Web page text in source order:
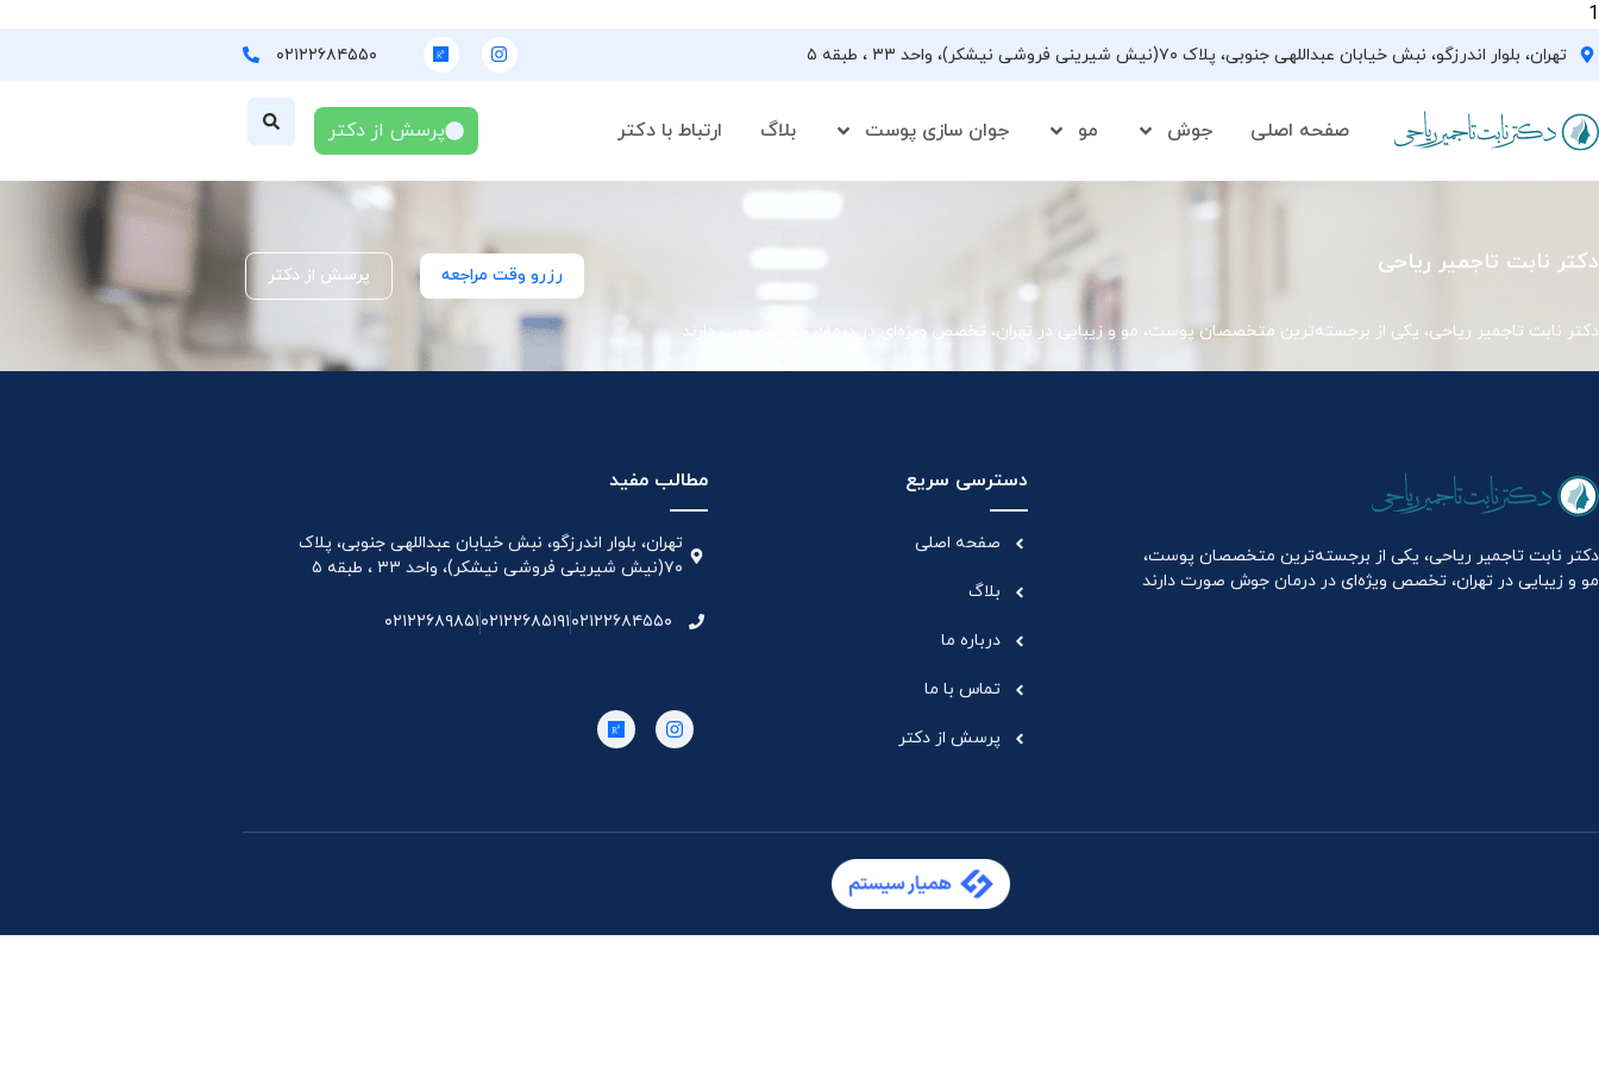
1
تهران، بلوار اندرزگو، نبش خیابان عبداللهی جنوبی، پلاک ۷۰(نیش شیرینی فروشی نیشکر)، واحد ۳۳ ، طبقه ۵ ۰۲۱۲۲۶۸۴۵۵۰
صفحه اصلی جوش مو جوان سازی پوست بلاگ ارتباط با دکتر پرسش از دکتر
دکتر نابت تاجمیر ریاحی
دکتر نابت تاجمیر ریاحی، یکی از برجسته‌ترین متخصصان پوست، مو و زیبایی در تهران، تخصص ویژه‌ای در درمان جوش صورت دارند
رزرو وقت مراجعه پرسش از دکتر
دکتر نابت تاجمیر ریاحی، یکی از برجسته‌ترین متخصصان پوست،
مو و زیبایی در تهران، تخصص ویژه‌ای در درمان جوش صورت دارند
دسترسی سریع
صفحه اصلی
بلاگ
درباره ما
تماس با ما
پرسش از دکتر
مطالب مفید
تهران، بلوار اندرزگو، نبش خیابان عبداللهی جنوبی، پلاک
۷۰(نیش شیرینی فروشی نیشکر)، واحد ۳۳ ، طبقه ۵
۰۲۱۲۲۶۸۴۵۵۰۰۲۱۲۲۶۸۵۱۹۱۰۲۱۲۲۶۸۹۸۵۱